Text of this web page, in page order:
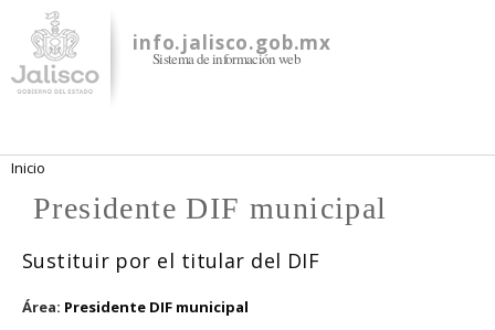
contenido
principal
info.jalisco.gob.mx
Sistema de información web
Se encuentra usted aquí
Inicio
Presidente DIF municipal
Sustituir por el titular del DIF
Área: Presidente DIF municipal